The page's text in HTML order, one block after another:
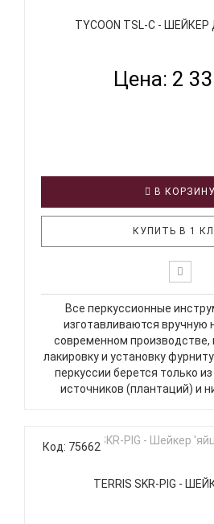
TYCOON TSL-C -
Цена: 2
В КОРЗИНУ
КУПИТЬ В 1
Все перкуссионные
изготавливаются вручную
современном производстве,
лакировку и установку
перкуссии берется только
источников (плантаций) и
Код: 75662
TERRIS SKR-PIG -